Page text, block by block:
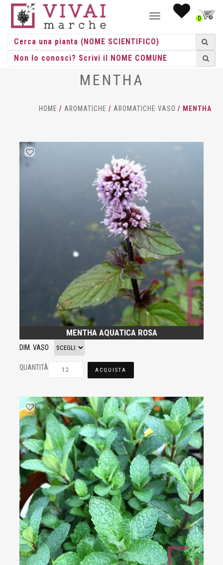
NAVIGAZIONE0
MENTHA
HOME / AROMATICHE / AROMATICHE VASO / MENTHA
MENTHA AQUATICA ROSA
DIM. VASO
QUANTITÀ ACQUISTA